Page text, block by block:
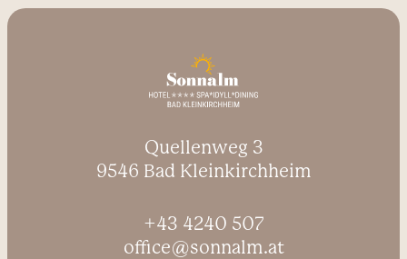
Quellenweg 3
9546 Bad Kleinkirchheim
+43 4240 507
office@sonnalm.at